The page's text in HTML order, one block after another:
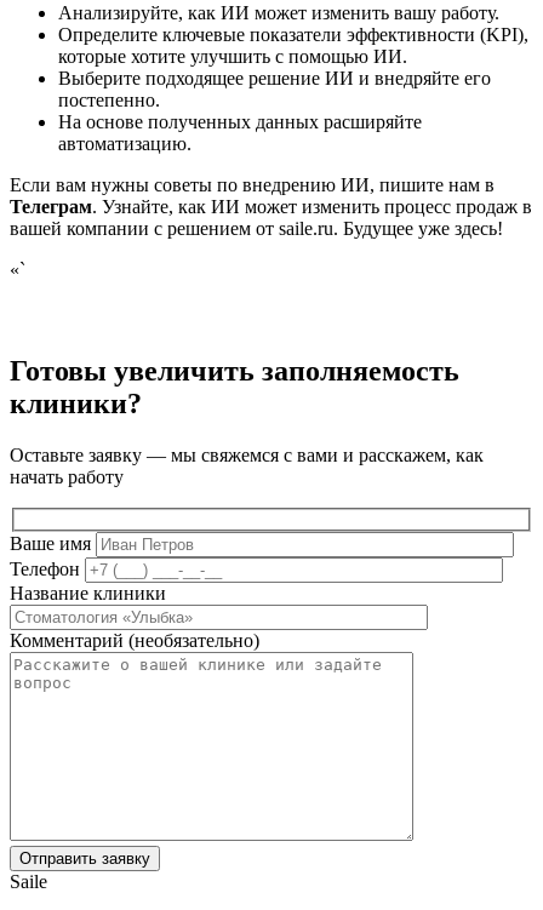
Анализируйте, как ИИ может изменить вашу работу.
Определите ключевые показатели эффективности (KPI),
которые хотите улучшить с помощью ИИ.
Выберите подходящее решение ИИ и внедряйте его
постепенно.
На основе полученных данных расширяйте
автоматизацию.
Если вам нужны советы по внедрению ИИ, пишите нам в
Телеграм. Узнайте, как ИИ может изменить процесс продаж в
вашей компании с решением от saile.ru. Будущее уже здесь!
«`
Готовы увеличить заполняемость
клиники?
Оставьте заявку — мы свяжемся с вами и расскажем, как
начать работу
Ваше имя
Телефон
Название клиники
Комментарий (необязательно)
Saile